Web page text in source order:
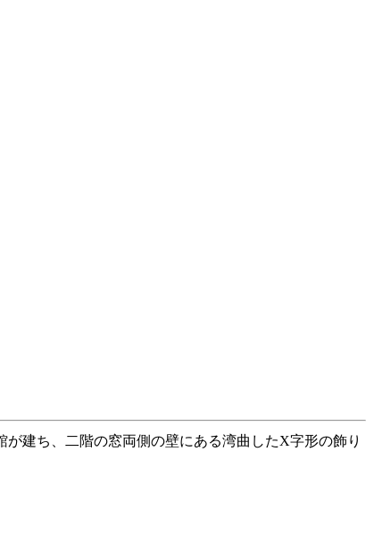
建ち、二階の窓両側の壁にある湾曲したX字形の飾り